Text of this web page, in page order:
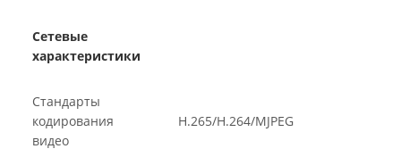
Сетевые
характеристики
Стандарты
кодирования
видео
H.265/H.264/MJPEG